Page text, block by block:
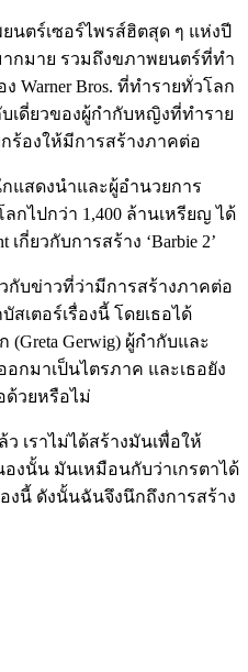
ยนตร์เซอร์ไพรส์ฮิตสุด ๆ แห่งปี
ากมาย รวมถึงขภาพยนตร์ที่ทำ
Warner Bros. ที่ทำรายทั่วโลก
เดี่ยวของผู้กำกับหญิงที่ทำราย
ร้องให้มีการสร้างภาคต่อ
กแสดงนำและผู้อำนวยการ
ลกไปกว่า 1,400 ล้านเหรียญ ได้
กี่ยวกับการสร้าง ‘Barbie 2’
กับข่าวที่ว่ามีการสร้างภาคต่อ
เตอร์เรื่องนี้ โดยเธอได้
(Greta Gerwig) ผู้กำกับและ
กมาเป็นไตรภาค และเธอยัง
ด้วยหรือไม่
เราไม่ได้สร้างมันเพื่อให้
งนั้น มันเหมือนกับว่าเกรตาได้
งนี้ ดังนั้นฉันจึงนึกถึงการสร้าง